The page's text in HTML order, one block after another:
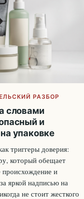
РАЗБОР
словами
и
упаковке
триггеры доверия:
который обещает
происхождение и
яркой надписью на
не стоит жесткого